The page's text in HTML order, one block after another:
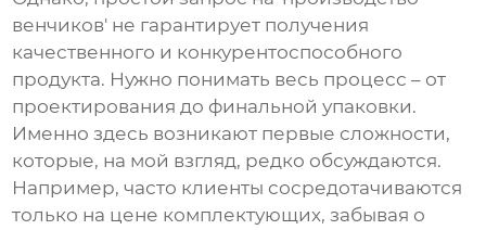
венчиков' не гарантирует получения
качественного и конкурентоспособного
продукта. Нужно понимать весь процесс – от
проектирования до финальной упаковки.
Именно здесь возникают первые сложности,
которые, на мой взгляд, редко обсуждаются.
Например, часто клиенты сосредотачиваются
только на цене комплектующих, забывая о